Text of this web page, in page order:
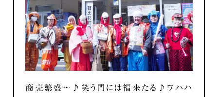
商売繁盛～♪笑う門には福来たる♪ワハハ